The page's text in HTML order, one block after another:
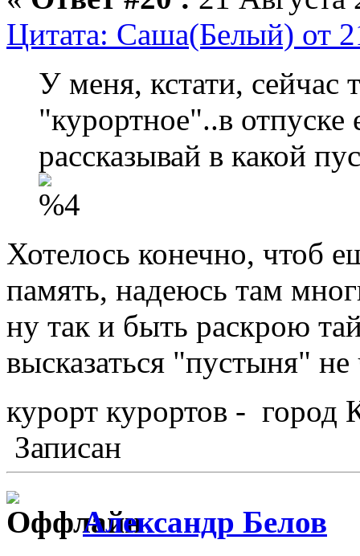
Цитата: Саша(Белый) от
У меня, кстати, сейчас
"курортное"..в
рассказывай в какой
Хотелось конечно, чтоб
память, надеюсь там
ну так и быть раскрою
высказаться "пустыня"
курорт курортов - город
Записан
Александр Белов